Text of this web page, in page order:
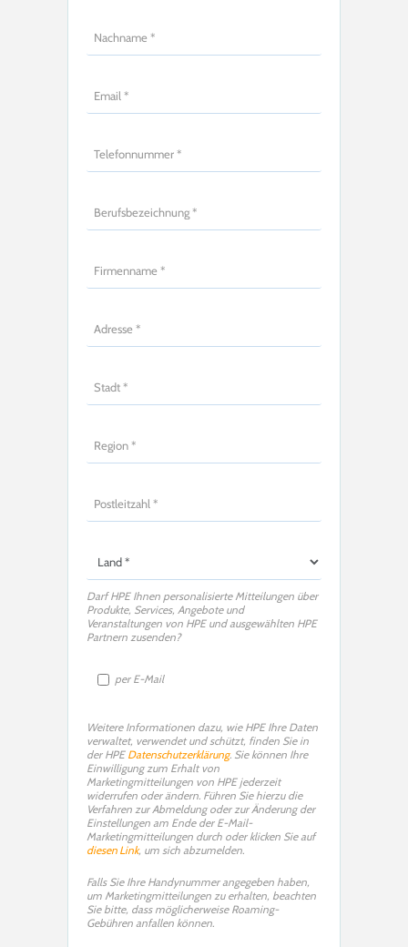
Darf HPE Ihnen personalisierte Mitteilungen über
Produkte, Services, Angebote und
Veranstaltungen von HPE und ausgewählten HPE
Partnern zusenden?
per E-Mail
Weitere Informationen dazu, wie HPE Ihre Daten
verwaltet, verwendet und schützt, finden Sie in
der HPE Datenschutzerklärung. Sie können Ihre
Einwilligung zum Erhalt von
Marketingmitteilungen von HPE jederzeit
widerrufen oder ändern. Führen Sie hierzu die
Verfahren zur Abmeldung oder zur Änderung der
Einstellungen am Ende der E-Mail-
Marketingmitteilungen durch oder klicken Sie auf
diesen Link, um sich abzumelden.
Falls Sie Ihre Handynummer angegeben haben,
um Marketingmitteilungen zu erhalten, beachten
Sie bitte, dass möglicherweise Roaming-
Gebühren anfallen können.